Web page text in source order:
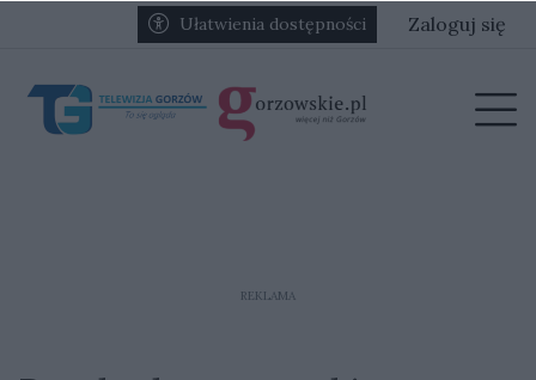
Przejdź do głównych treści
Przejdź do głównego menuUłatwienia dostępności Zaloguj się
REKLAMA